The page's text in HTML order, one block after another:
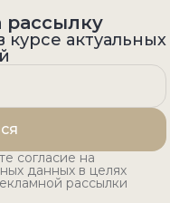
курсе актуальных
согласие на
данных в целях
рассылки